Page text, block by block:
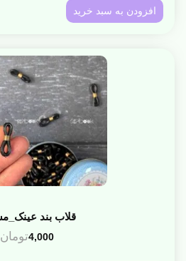
افزودن به سبد خرید
قلاب بند
4,000تومان